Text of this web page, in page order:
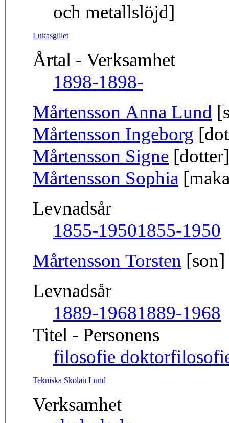
och metallslöjd]
Lukasgillet
Årtal - Verksamhet
1898-1898-
Mårtensson Anna Lund
Mårtensson Ingeborg
Mårtensson Signe [dotter]
Mårtensson Sophia
Levnadsår
1855-19501855-1950
Mårtensson Torsten [son]
Levnadsår
1889-19681889-1968
Titel - Personens
filosofie doktor
Tekniska Skolan Lund
Verksamhet